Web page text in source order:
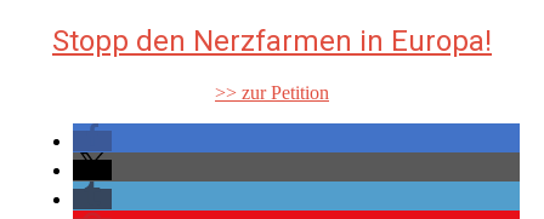
Stopp den Nerzfarmen in Europa!
>> zur Petition